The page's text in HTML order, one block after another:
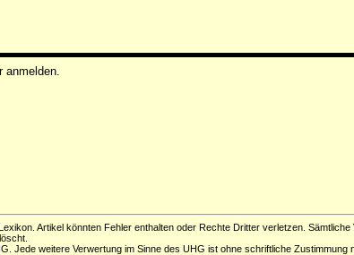
Artikel könnten Fehler enthalten oder Rechte Dritter verletzen.
weitere Verwertung im Sinne des UHG ist ohne schriftliche Zustimmung